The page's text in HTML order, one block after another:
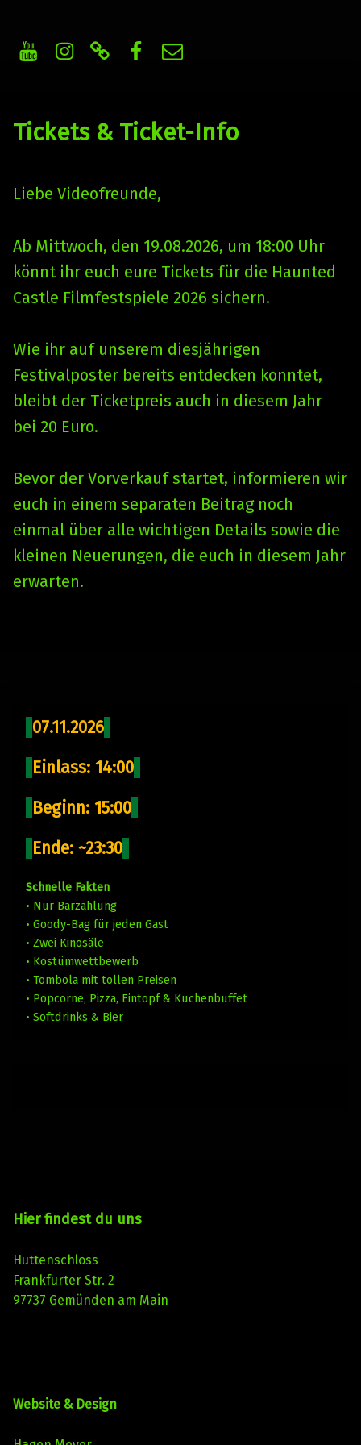
Haunted Castle Filmfestspiele
Tickets & Ticket-Info
Liebe Videofreunde,
Ab Mittwoch, den 19.08.2026, um 18:00 Uhr
könnt ihr euch eure Tickets für die Haunted
Castle Filmfestspiele 2026 sichern.
Wie ihr auf unserem diesjährigen
Festivalposter bereits entdecken konntet,
bleibt der Ticketpreis auch in diesem Jahr
bei 20 Euro.
Bevor der Vorverkauf startet, informieren wir
euch in einem separaten Beitrag noch
einmal über alle wichtigen Details sowie die
kleinen Neuerungen, die euch in diesem Jahr
erwarten.
07.11.2026
Einlass: 14:00
Beginn: 15:00
Ende: ~23:30
Schnelle Fakten
• Nur Barzahlung
• Goody-Bag für jeden Gast
• Zwei Kinosäle
• Kostümwettbewerb
• Tombola mit tollen Preisen
• Popcorne, Pizza, Eintopf & Kuchenbuffet
• Softdrinks & Bier
Hier findest du uns
Huttenschloss
Frankfurter Str. 2
97737 Gemünden am Main
Website & Design